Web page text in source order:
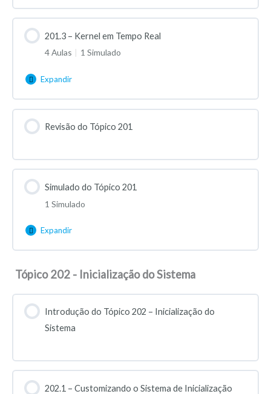
201.3 – Kernel em Tempo Real
4 Aulas
1 Simulado
Expandir
Revisão do Tópico 201
Simulado do Tópico 201
1 Simulado
Expandir
Tópico 202 - Inicialização do Sistema
Introdução do Tópico 202 – Inicialização do
Sistema
202.1 – Customizando o Sistema de Inicialização